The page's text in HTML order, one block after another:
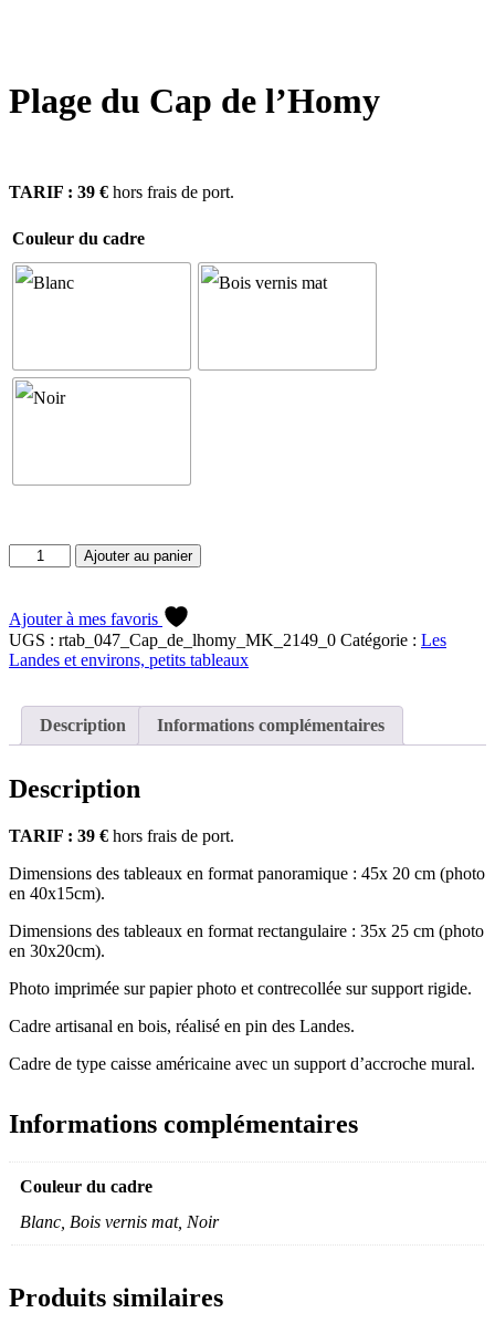
Plage du Cap de l’Homy
TARIF : 39 € hors frais de port.
Couleur du cadre
quantité
de
du
Cap
de
l'Homy
Ajouter au panier
Ajouter à mes favoris
UGS : rtab_047_Cap_de_lhomy_MK_2149_0 Catégorie : Les
Landes et environs, petits tableaux
Description Informations complémentaires
Description
TARIF : 39 € hors frais de port.
Dimensions des tableaux en format panoramique : 45x 20 cm (photo
en 40x15cm).
Dimensions des tableaux en format rectangulaire : 35x 25 cm (photo
en 30x20cm).
Photo imprimée sur papier photo et contrecollée sur support rigide.
Cadre artisanal en bois, réalisé en pin des Landes.
Cadre de type caisse américaine avec un support d’accroche mural.
Informations complémentaires
Couleur du cadre
Blanc, Bois vernis mat, Noir
Produits similaires